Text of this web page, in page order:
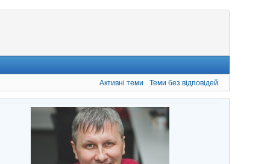
Активні теми Теми без відповідей